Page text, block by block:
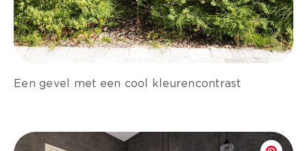
Een gevel met een cool kleurencontrast